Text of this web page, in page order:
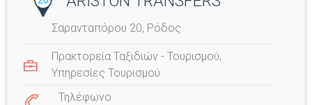
Σαρανταπόρου 20, Ρόδος
Πρακτορεία Ταξιδιών - Τουρισμού,
Υπηρεσίες Τουρισμού
Τηλέφωνο